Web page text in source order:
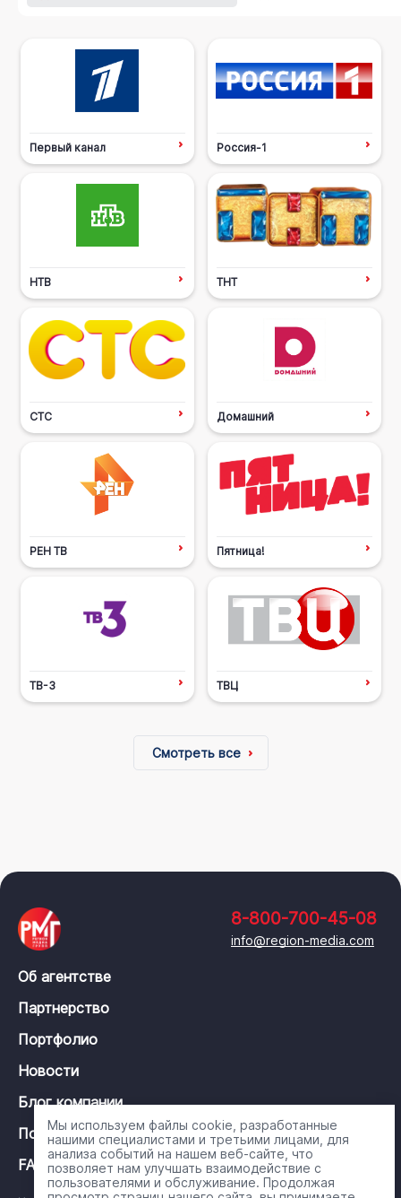
Первый канал Россия-1
НТВ ТНТ
СТС Домашний
РЕН ТВ Пятница!
ТВ-3 ТВЦ
Смотреть все
8-800-700-45-08
info@region-media.com
Об агентстве
Партнерство
Портфолио
Новости
Блог компании
Политика конфиденциальности
FAQ
Мы используем файлы cookie, разработанные
нашими специалистами и третьими лицами, для
анализа событий на нашем веб-сайте, что
позволяет нам улучшать взаимодействие с
пользователями и обслуживание. Продолжая